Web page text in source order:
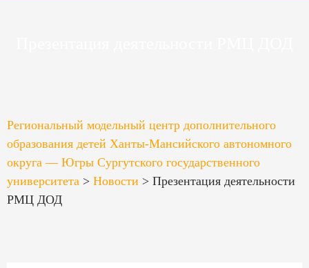
Региональный модельный центр дополнительного
образования детей Ханты-Мансийского автономного
округа — Югры Сургутского государственного
университета > Новости > Презентация деятельности
РМЦ ДОД